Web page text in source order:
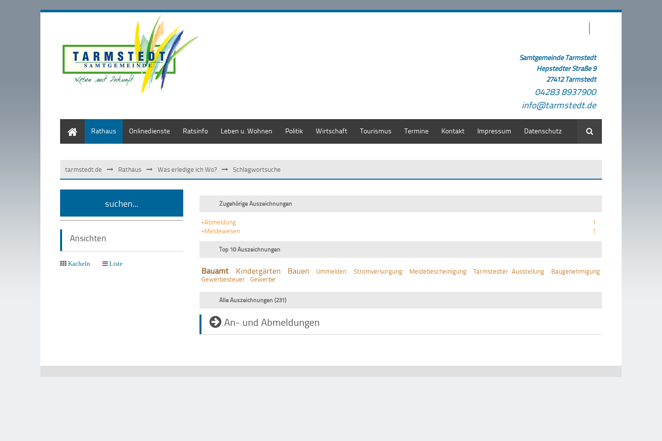
Samtgemeinde Tarmstedt
Hepstedter Straße 9
27412 Tarmstedt
04283 8937900
info@tarmstedt.de
Rathaus Onlinedienste Ratsinfo Leben u. Wohnen Politik Wirtschaft Tourismus Termine Kontakt Impressum Datenschutz Suche
tarmstedt.de Rathaus Was erledige ich Wo? Schlagwortsuche
suchen...
Ansichten
Kacheln Liste
Zugehörige Auszeichnungen
+Abmeldung
1
+Meldewesen
1
Top 10 Auszeichnungen
Bauamt Kindergärten Bauen Ummelden Stromversorgung Meldebescheinigung Tarmstedter Ausstellung
Baugenehmigung
Gewerbesteuer
Gewerbe
Alle Auszeichnungen (231)
An- und Abmeldungen